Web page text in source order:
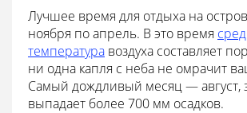
Лучшее время для отдыха на
ноября по апрель. В это время
температура воздуха составляет
ни одна капля с неба не омрачит
Самый дождливый месяц — август,
выпадает более 700 мм осадков.